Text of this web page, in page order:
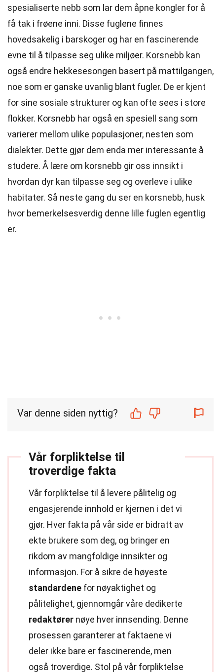
spesialiserte nebb som lar dem åpne kongler for å
få tak i frøene inni. Disse fuglene finnes
hovedsakelig i barskoger og har en fascinerende
evne til å tilpasse seg ulike miljøer. Korsnebb kan
også endre hekkesesongen basert på mattilgangen,
noe som er ganske uvanlig blant fugler. De er kjent
for sine sosiale strukturer og kan ofte sees i store
flokker. Korsnebb har også en spesiell sang som
varierer mellom ulike populasjoner, nesten som
dialekter. Dette gjør dem enda mer interessante å
studere. Å lære om korsnebb gir oss innsikt i
hvordan dyr kan tilpasse seg og overleve i ulike
habitater. Så neste gang du ser en korsnebb, husk
hvor bemerkelsesverdig denne lille fuglen egentlig
er.
Var denne siden nyttig?
Vår forpliktelse til
troverdige fakta
Vår forpliktelse til å levere pålitelig og
engasjerende innhold er kjernen i det vi
gjør. Hver fakta på vår side er bidratt av
ekte brukere som deg, og bringer en
rikdom av mangfoldige innsikter og
informasjon. For å sikre de høyeste
standardene for nøyaktighet og
pålitelighet, gjennomgår våre dedikerte
redaktører nøye hver innsending. Denne
prosessen garanterer at faktaene vi
deler ikke bare er fascinerende, men
også troverdige. Stol på vår forpliktelse